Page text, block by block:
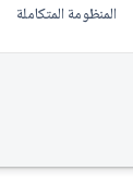
المنظومة المتكاملة